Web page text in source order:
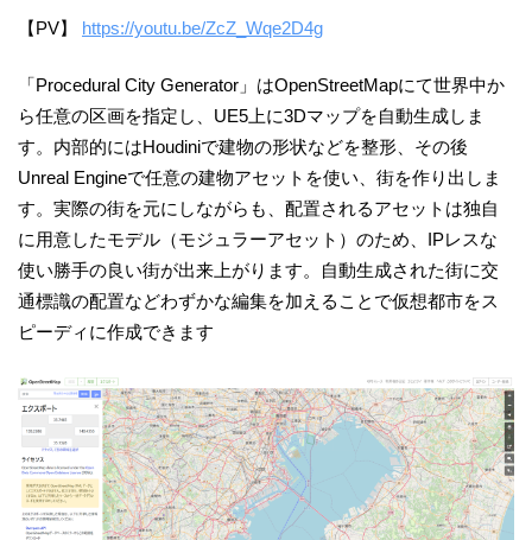
【PV】 https://youtu.be/ZcZ_Wqe2D4g
「Procedural City Generator」はOpenStreetMapにて世界中か
ら任意の区画を指定し、UE5上に3Dマップを自動生成しま
す。内部的にはHoudiniで建物の形状などを整形、その後
Unreal Engineで任意の建物アセットを使い、街を作り出しま
す。実際の街を元にしながらも、配置されるアセットは独自
に用意したモデル（モジュラーアセット）のため、IPレスな
使い勝手の良い街が出来上がります。自動生成された街に交
通標識の配置などわずかな編集を加えることで仮想都市をス
ピーディに作成できます